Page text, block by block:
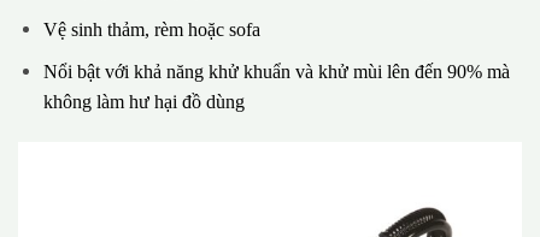
Vệ sinh thảm, rèm hoặc sofa
Nổi bật với khả năng khử khuẩn và khử mùi lên đến 90% mà
không làm hư hại đồ dùng